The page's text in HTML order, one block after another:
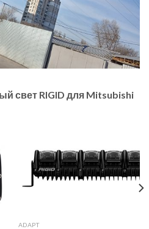
свет RIGID для Mitsubishi
ADAPT